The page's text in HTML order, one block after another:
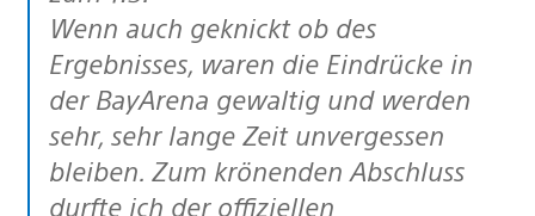
Wenn auch geknickt ob des
Ergebnisses, waren die Eindrücke in
der BayArena gewaltig und werden
sehr, sehr lange Zeit unvergessen
bleiben. Zum krönenden Abschluss
durfte ich der offiziellen